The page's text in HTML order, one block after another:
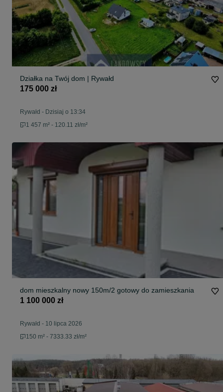
Działka na Twój dom | Rywałd
175 000 zł
Rywałd - Dzisiaj o 13:34
1 457 m² - 120.11 zł/m²
dom mieszkalny nowy 150m/2 gotowy do zamieszkania
1 100 000 zł
Rywałd - 10 lipca 2026
150 m² - 7333.33 zł/m²